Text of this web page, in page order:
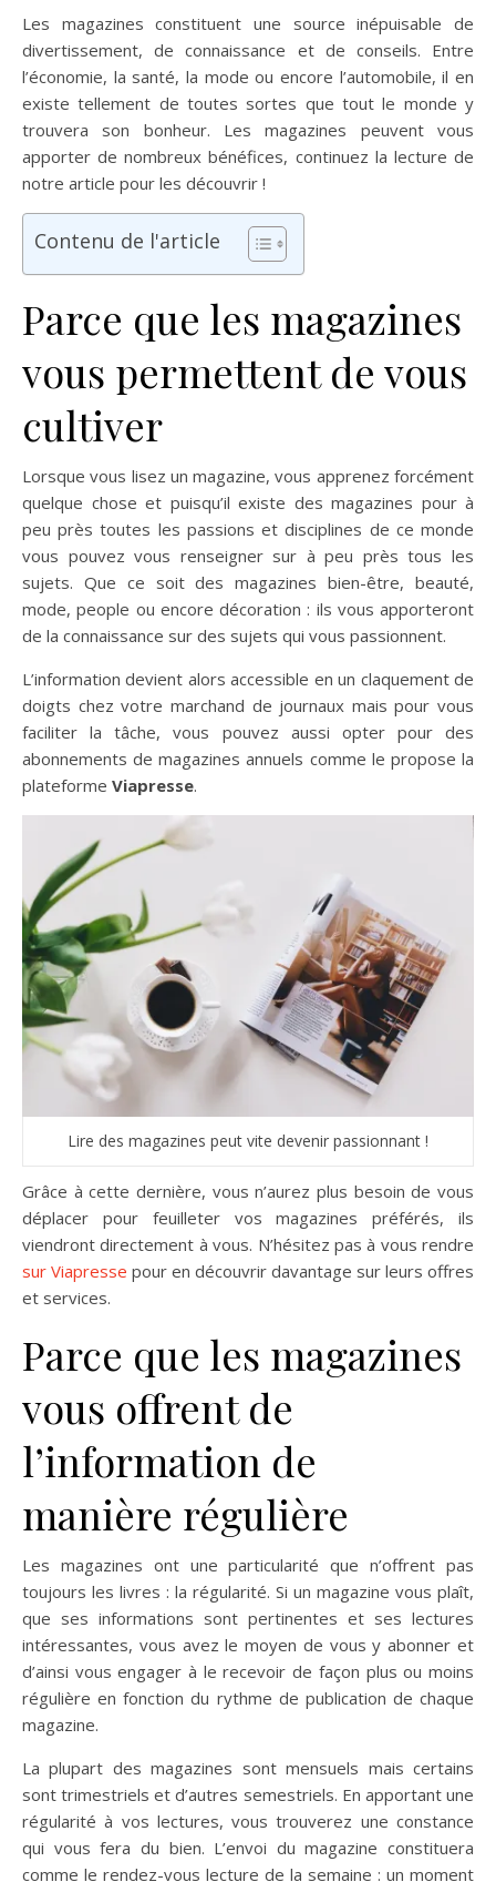
Les magazines constituent une source inépuisable de
divertissement, de connaissance et de conseils. Entre
l’économie, la santé, la mode ou encore l’automobile, il en
existe tellement de toutes sortes que tout le monde y
trouvera son bonheur. Les magazines peuvent vous
apporter de nombreux bénéfices, continuez la lecture de
notre article pour les découvrir !
Contenu de l'article
Parce que les magazines
vous permettent de vous
cultiver
Lorsque vous lisez un magazine, vous apprenez forcément
quelque chose et puisqu’il existe des magazines pour à
peu près toutes les passions et disciplines de ce monde
vous pouvez vous renseigner sur à peu près tous les
sujets. Que ce soit des magazines bien-être, beauté,
mode, people ou encore décoration : ils vous apporteront
de la connaissance sur des sujets qui vous passionnent.
L’information devient alors accessible en un claquement de
doigts chez votre marchand de journaux mais pour vous
faciliter la tâche, vous pouvez aussi opter pour des
abonnements de magazines annuels comme le propose la
plateforme Viapresse.
Lire des magazines peut vite devenir passionnant !
Grâce à cette dernière, vous n’aurez plus besoin de vous
déplacer pour feuilleter vos magazines préférés, ils
viendront directement à vous. N’hésitez pas à vous rendre
sur Viapresse pour en découvrir davantage sur leurs offres
et services.
Parce que les magazines
vous offrent de
l’information de
manière régulière
Les magazines ont une particularité que n’offrent pas
toujours les livres : la régularité. Si un magazine vous plaît,
que ses informations sont pertinentes et ses lectures
intéressantes, vous avez le moyen de vous y abonner et
d’ainsi vous engager à le recevoir de façon plus ou moins
régulière en fonction du rythme de publication de chaque
magazine.
La plupart des magazines sont mensuels mais certains
sont trimestriels et d’autres semestriels. En apportant une
régularité à vos lectures, vous trouverez une constance
qui vous fera du bien. L’envoi du magazine constituera
comme le rendez-vous lecture de la semaine : un moment